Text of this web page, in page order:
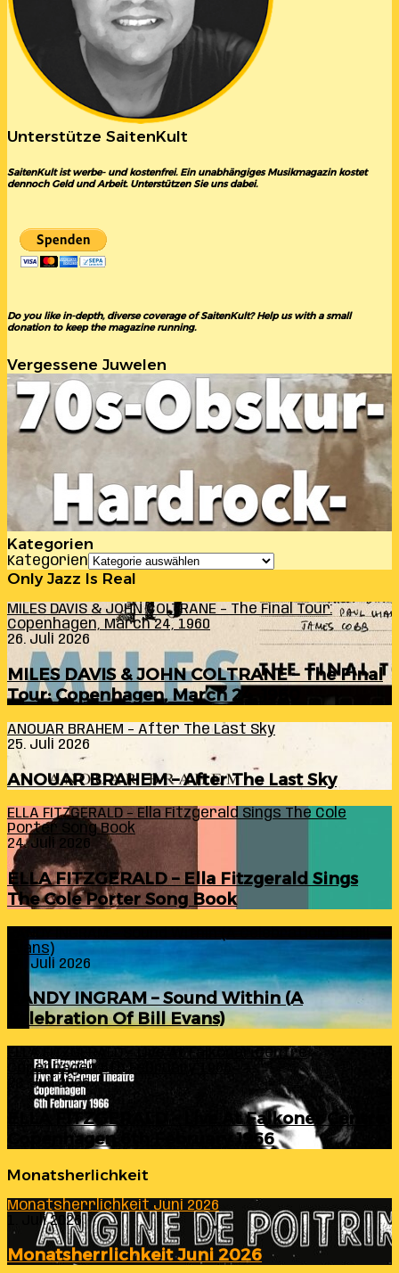
Unterstütze SaitenKult
SaitenKult ist werbe- und kostenfrei. Ein unabhängiges Musikmagazin kostet
dennoch Geld und Arbeit. Unterstützen Sie uns dabei.
Do you like in-depth, diverse coverage of SaitenKult? Help us with a small
donation to keep the magazine running.
Vergessene Juwelen
Kategorien
Kategorien
Only Jazz Is Real
MILES DAVIS & JOHN COLTRANE – The Final Tour:
Copenhagen, March 24, 1960
26. Juli 2026
MILES DAVIS & JOHN COLTRANE – The Final
Tour: Copenhagen, March 24, 1960
ANOUAR BRAHEM – After The Last Sky
25. Juli 2026
ANOUAR BRAHEM – After The Last Sky
ELLA FITZGERALD – Ella Fitzgerald Sings The Cole
Porter Song Book
24. Juli 2026
ELLA FITZGERALD – Ella Fitzgerald Sings
The Cole Porter Song Book
Evans)
24. Juli 2026
RANDY INGRAM – Sound Within (A
Celebration Of Bill Evans)
ELLA FITZGERALD – Live At Falkoner Centre
Copenhagen 6th February 1966
23. Juli 2026
ELLA FITZGERALD – Live At Falkoner Centre
Copenhagen 6th February 1966
Monatsherlichkeit
Monatsherrlichkeit Juni 2026
1. Juli 2026
Monatsherrlichkeit Juni 2026